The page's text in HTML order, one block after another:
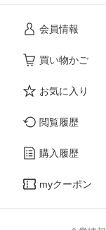
会員情報
買い物かご
お気に入り
閲覧履歴
購入履歴
myクーポン